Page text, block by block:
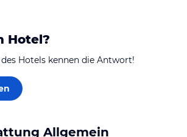
Hotel?
Hotels kennen die Antwort!
Allgemein